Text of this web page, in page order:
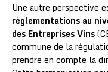
Une autre perspective
réglementations au
des Entreprises Vins
commune de la
prendre en compte la